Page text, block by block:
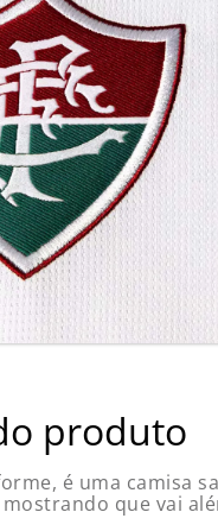
produto
é uma camisa
que vai